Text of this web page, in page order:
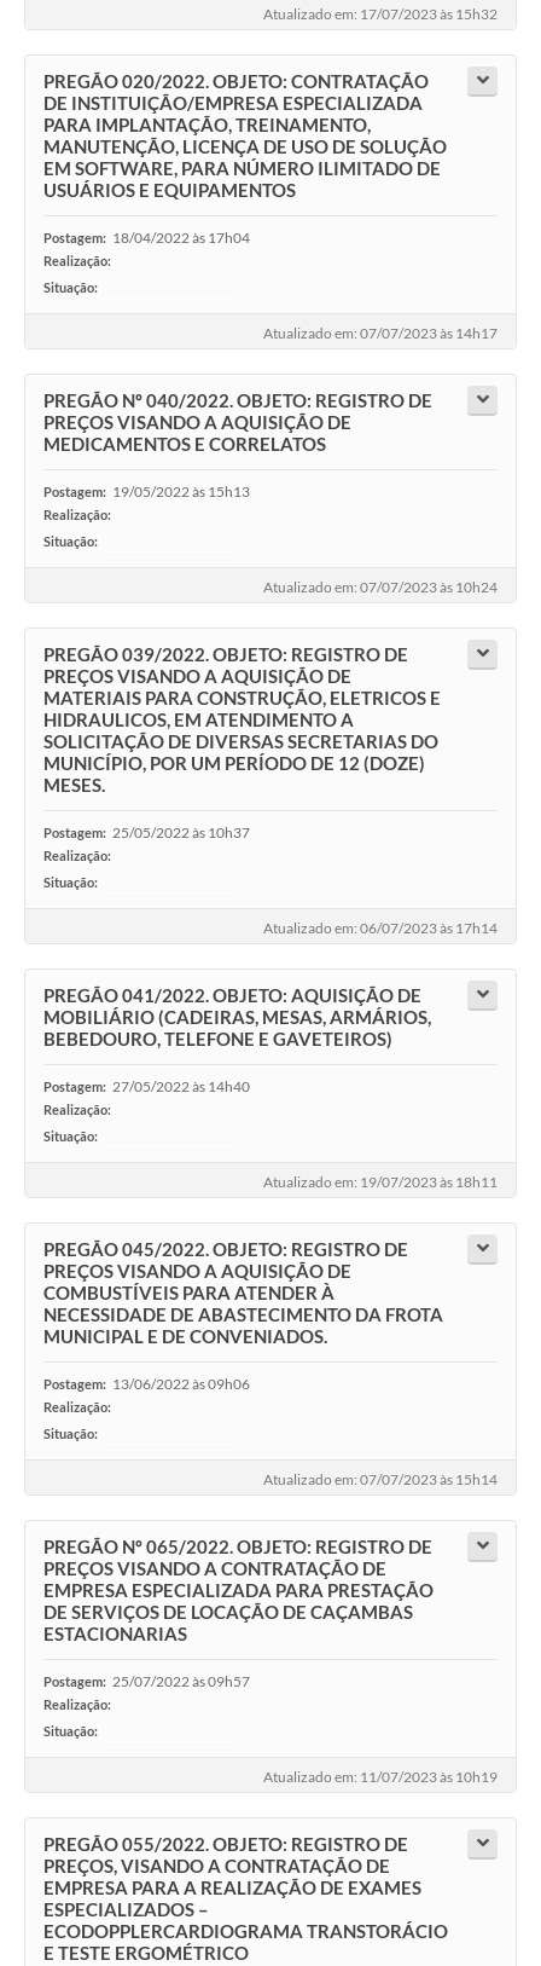
Atualizado em: 17/07/2023 às 15h32
PREGÃO 020/2022. OBJETO: CONTRATAÇÃO
DE INSTITUIÇÃO/EMPRESA ESPECIALIZADA
PARA IMPLANTAÇÃO, TREINAMENTO,
MANUTENÇÃO, LICENÇA DE USO DE SOLUÇÃO
EM SOFTWARE, PARA NÚMERO ILIMITADO DE
USUÁRIOS E EQUIPAMENTOS
Postagem: 18/04/2022 às 17h04
Realização:
Situação:
Atualizado em: 07/07/2023 às 14h17
PREGÃO Nº 040/2022. OBJETO: REGISTRO DE
PREÇOS VISANDO A AQUISIÇÃO DE
MEDICAMENTOS E CORRELATOS
Postagem: 19/05/2022 às 15h13
Realização:
Situação:
Atualizado em: 07/07/2023 às 10h24
PREGÃO 039/2022. OBJETO: REGISTRO DE
PREÇOS VISANDO A AQUISIÇÃO DE
MATERIAIS PARA CONSTRUÇÃO, ELETRICOS E
HIDRAULICOS, EM ATENDIMENTO A
SOLICITAÇÃO DE DIVERSAS SECRETARIAS DO
MUNICÍPIO, POR UM PERÍODO DE 12 (DOZE)
MESES.
Postagem: 25/05/2022 às 10h37
Realização:
Situação:
Atualizado em: 06/07/2023 às 17h14
PREGÃO 041/2022. OBJETO: AQUISIÇÃO DE
MOBILIÁRIO (CADEIRAS, MESAS, ARMÁRIOS,
BEBEDOURO, TELEFONE E GAVETEIROS)
Postagem: 27/05/2022 às 14h40
Realização:
Situação:
Atualizado em: 19/07/2023 às 18h11
PREGÃO 045/2022. OBJETO: REGISTRO DE
PREÇOS VISANDO A AQUISIÇÃO DE
COMBUSTÍVEIS PARA ATENDER À
NECESSIDADE DE ABASTECIMENTO DA FROTA
MUNICIPAL E DE CONVENIADOS.
Postagem: 13/06/2022 às 09h06
Realização:
Situação:
Atualizado em: 07/07/2023 às 15h14
PREGÃO Nº 065/2022. OBJETO: REGISTRO DE
PREÇOS VISANDO A CONTRATAÇÃO DE
EMPRESA ESPECIALIZADA PARA PRESTAÇÃO
DE SERVIÇOS DE LOCAÇÃO DE CAÇAMBAS
ESTACIONARIAS
Postagem: 25/07/2022 às 09h57
Realização:
Situação:
Atualizado em: 11/07/2023 às 10h19
PREGÃO 055/2022. OBJETO: REGISTRO DE
PREÇOS, VISANDO A CONTRATAÇÃO DE
EMPRESA PARA A REALIZAÇÃO DE EXAMES
ESPECIALIZADOS –
ECODOPPLERCARDIOGRAMA TRANSTORÁCIO
E TESTE ERGOMÉTRICO